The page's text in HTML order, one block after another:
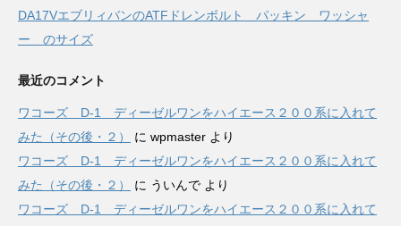
DA17VエブリィバンのATFドレンボルト パッキン ワッシャ
ー のサイズ
最近のコメント
ワコーズ D-1 ディーゼルワンをハイエース２００系に入れて
みた（その後・２）
に wpmaster より
ワコーズ D-1 ディーゼルワンをハイエース２００系に入れて
みた（その後・２）
に ういんで より
ワコーズ D-1 ディーゼルワンをハイエース２００系に入れて